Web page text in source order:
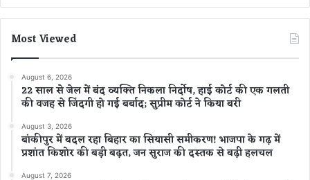
Most Viewed
August 6, 2026
22 साल से जेल में बंद व्यक्ति निकला निर्दोष, हाई कोर्ट की एक गलती
की वजह से जिंदगी हो गई बर्बाद; सुप्रीम कोर्ट ने किया बरी
August 3, 2026
बांकीपुर में बदल रहा बिहार का सियासी समीकरण! भाजपा के गढ़ में
प्रशांत किशोर की बड़ी बढ़त, जन सुराज की दस्तक से बढ़ी हलचल
August 7, 2026